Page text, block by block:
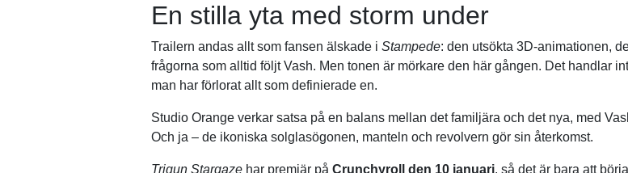
En stilla yta med storm under
Trailern andas allt som fansen älskade i Stampede: den utsökta 3D-animationen,
frågorna som alltid följt Vash. Men tonen är mörkare den här gången. Det handlar
man har förlorat allt som definierade en.
Studio Orange verkar satsa på en balans mellan det familjära och det nya, med
Och ja – de ikoniska solglasögonen, manteln och revolvern gör sin återkomst.
Trigun Stargaze har premiär på Crunchyroll den 10 januari, så det är bara att